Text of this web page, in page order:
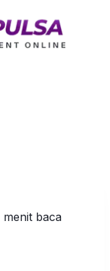
menit baca